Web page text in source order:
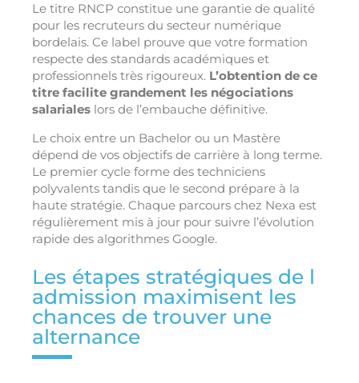
Le titre RNCP constitue une garantie de qualité
pour les recruteurs du secteur numérique
bordelais. Ce label prouve que votre formation
respecte des standards académiques et
professionnels très rigoureux. L’obtention de ce
titre facilite grandement les négociations
salariales lors de l’embauche définitive.
Le choix entre un Bachelor ou un Mastère
dépend de vos objectifs de carrière à long terme.
Le premier cycle forme des techniciens
polyvalents tandis que le second prépare à la
haute stratégie. Chaque parcours chez Nexa est
régulièrement mis à jour pour suivre l’évolution
rapide des algorithmes Google.
Les étapes stratégiques de l
admission maximisent les
chances de trouver une
alternance